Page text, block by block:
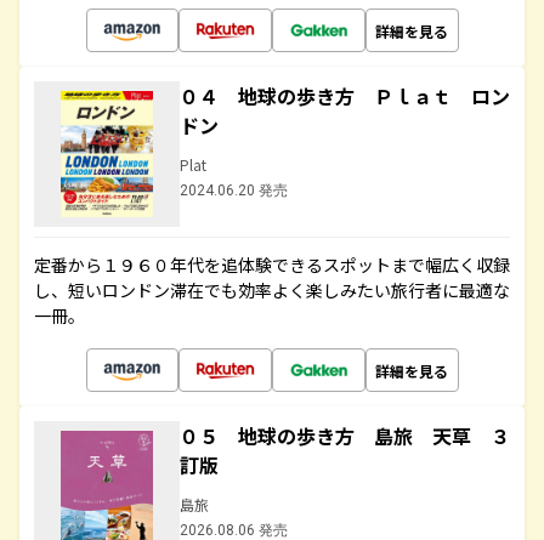
詳細を見る
０４ 地球の歩き方 Ｐｌａｔ ロン
ドン
Plat
2024.06.20 発売
定番から１９６０年代を追体験できるスポットまで幅広く収録
し、短いロンドン滞在でも効率よく楽しみたい旅行者に最適な
一冊。
詳細を見る
０５ 地球の歩き方 島旅 天草 ３
訂版
島旅
2026.08.06 発売